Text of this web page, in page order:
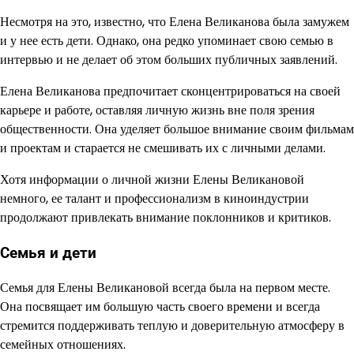
Несмотря на это, известно, что Елена Великанова была замужем
и у нее есть дети. Однако, она редко упоминает свою семью в
интервью и не делает об этом больших публичных заявлений.
Елена Великанова предпочитает сконцентрироваться на своей
карьере и работе, оставляя личную жизнь вне поля зрения
общественности. Она уделяет большое внимание своим фильмам
и проектам и старается не смешивать их с личными делами.
Хотя информации о личной жизни Елены Великановой
немного, ее талант и профессионализм в киноиндустрии
продолжают привлекать внимание поклонников и критиков.
Семья и дети
Семья для Елены Великановой всегда была на первом месте.
Она посвящает им большую часть своего времени и всегда
стремится поддерживать теплую и доверительную атмосферу в
семейных отношениях.